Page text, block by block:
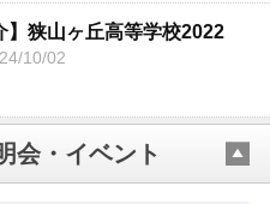
】狭山ヶ丘高等学校2022
10/02
会・イベント